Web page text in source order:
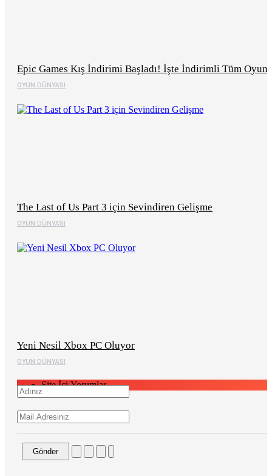
OYUN DÜNYASI
Epic Games Kış İndirimi Başladı! İşte İndirimli Tüm
OYUN DÜNYASI
The Last of Us Part 3 için Sevindiren Gelişme
OYUN DÜNYASI
Yeni Nesil Xbox PC Oluyor
Site İçi Yorumlar
Gönder